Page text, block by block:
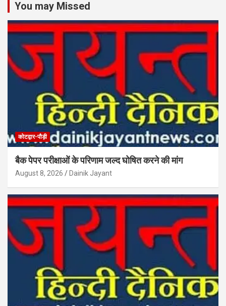
You may Missed
कोटद्वार-पौड़ी
बैक पेपर परीक्षाओं के परिणाम जल्द घोषित करने की मांग
August 8, 2026 Dainik Jayant